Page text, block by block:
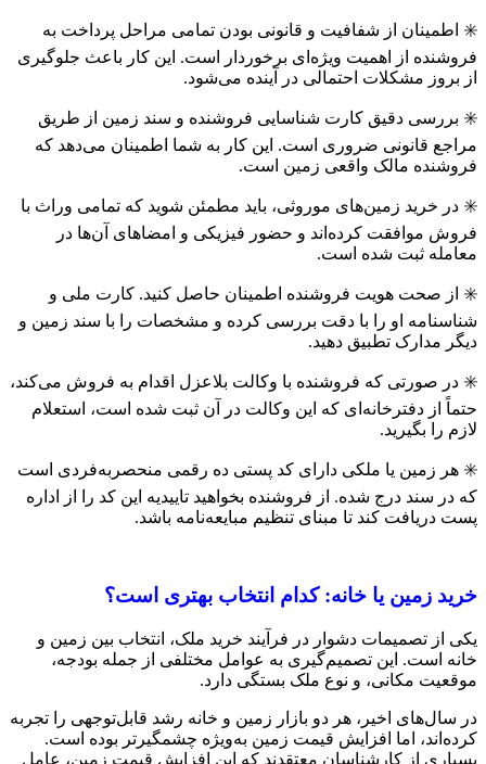
✳️ اطمینان از شفافیت و قانونی بودن تمامی مراحل پرداخت به
فروشنده از اهمیت ویژه‌ای برخوردار است. این کار باعث جلوگیری
از بروز مشکلات احتمالی در آینده می‌شود.
✳️ بررسی دقیق کارت شناسایی فروشنده و سند زمین از طریق
مراجع قانونی ضروری است. این کار به شما اطمینان می‌دهد که
فروشنده مالک واقعی زمین است.
✳️ در خرید زمین‌های موروثی، باید مطمئن شوید که تمامی وراث با
فروش موافقت کرده‌اند و حضور فیزیکی و امضاهای آن‌ها در
معامله ثبت شده است.
✳️ از صحت هویت فروشنده اطمینان حاصل کنید. کارت ملی و
شناسنامه او را با دقت بررسی کرده و مشخصات را با سند زمین و
دیگر مدارک تطبیق دهید.
✳️ در صورتی که فروشنده با وکالت بلاعزل اقدام به فروش می‌کند،
حتماً از دفترخانه‌ای که این وکالت در آن ثبت شده است، استعلام
لازم را بگیرید.
✳️ هر زمین یا ملکی دارای کد پستی ده رقمی منحصربه‌فردی است
که در سند درج شده. از فروشنده بخواهید تاییدیه این کد را از اداره
پست دریافت کند تا مبنای تنظیم مبایعه‌نامه باشد.
خرید زمین یا خانه: کدام انتخاب بهتری است؟
یکی از تصمیمات دشوار در فرآیند خرید ملک، انتخاب بین زمین و
خانه است. این تصمیم‌گیری به عوامل مختلفی از جمله بودجه،
موقعیت مکانی، و نوع ملک بستگی دارد.
در سال‌های اخیر، هر دو بازار زمین و خانه رشد قابل‌توجهی را تجربه
کرده‌اند، اما افزایش قیمت زمین به‌ویژه چشمگیرتر بوده است.
بسیاری از کارشناسان معتقدند که این افزایش قیمت زمین، عامل